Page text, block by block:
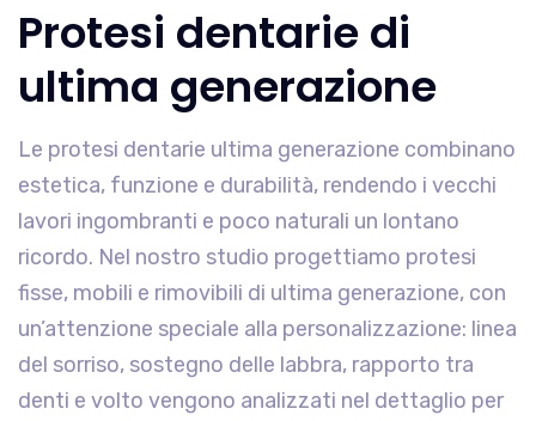
Protesi dentarie di
ultima generazione
Le protesi dentarie ultima generazione combinano
estetica, funzione e durabilità, rendendo i vecchi
lavori ingombranti e poco naturali un lontano
ricordo. Nel nostro studio progettiamo protesi
fisse, mobili e rimovibili di ultima generazione, con
un’attenzione speciale alla personalizzazione: linea
del sorriso, sostegno delle labbra, rapporto tra
denti e volto vengono analizzati nel dettaglio per